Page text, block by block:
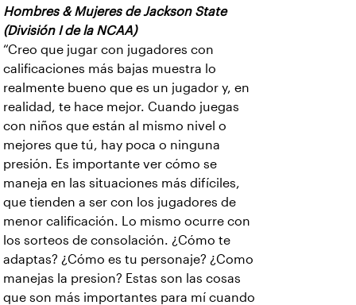
Hombres & Mujeres de Jackson State
(División I de la NCAA)
“Creo que jugar con jugadores con
calificaciones más bajas muestra lo
realmente bueno que es un jugador y, en
realidad, te hace mejor. Cuando juegas
con niños que están al mismo nivel o
mejores que tú, hay poca o ninguna
presión. Es importante ver cómo se
maneja en las situaciones más difíciles,
que tienden a ser con los jugadores de
menor calificación. Lo mismo ocurre con
los sorteos de consolación. ¿Cómo te
adaptas? ¿Cómo es tu personaje? ¿Como
manejas la presion? Estas son las cosas
que son más importantes para mí cuando